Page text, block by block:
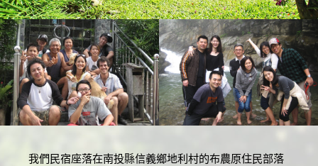
我們民宿座落在南投縣信義鄉地利村的布農原住民部落